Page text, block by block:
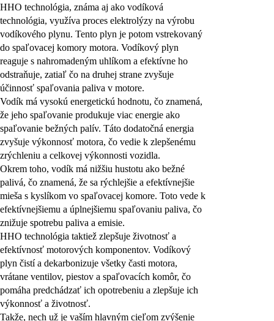
HHO technológia, známa aj ako vodíková
technológia, využíva proces elektrolýzy na výrobu
vodíkového plynu. Tento plyn je potom vstrekovaný
do spaľovacej komory motora. Vodíkový plyn
reaguje s nahromadeným uhlíkom a efektívne ho
odstraňuje, zatiaľ čo na druhej strane zvyšuje
účinnosť spaľovania paliva v motore.
Vodík má vysokú energetickú hodnotu, čo znamená,
že jeho spaľovanie produkuje viac energie ako
spaľovanie bežných palív. Táto dodatočná energia
zvyšuje výkonnosť motora, čo vedie k zlepšenému
zrýchleniu a celkovej výkonnosti vozidla.
Okrem toho, vodík má nižšiu hustotu ako bežné
palivá, čo znamená, že sa rýchlejšie a efektívnejšie
mieša s kyslíkom vo spaľovacej komore. Toto vede k
efektívnejšiemu a úplnejšiemu spaľovaniu paliva, čo
znižuje spotrebu paliva a emisie.
HHO technológia taktiež zlepšuje životnosť a
efektívnosť motorových komponentov. Vodíkový
plyn čistí a dekarbonizuje všetky časti motora,
vrátane ventilov, piestov a spaľovacích komôr, čo
pomáha predchádzať ich opotrebeniu a zlepšuje ich
výkonnosť a životnosť.
Takže, nech už je vaším hlavným cieľom zvýšenie